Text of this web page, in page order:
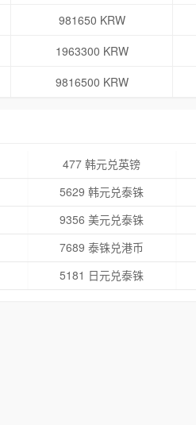
981650 KRW
1963300 KRW
9816500 KRW
477 韩元兑英镑
5629 韩元兑泰铢
9356 美元兑泰铢
7689 泰铢兑港币
5181 日元兑泰铢